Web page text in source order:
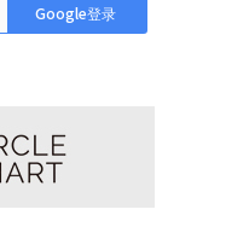
Google登录